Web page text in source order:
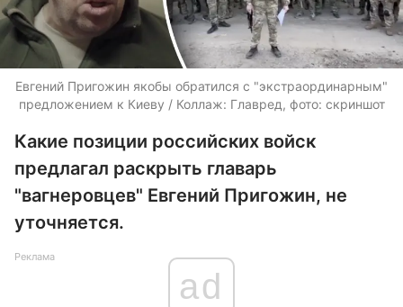
Евгений Пригожин якобы обратился с "экстраординарным"
предложением к Киеву / Коллаж: Главред, фото: скриншот
Какие позиции российских войск
предлагал раскрыть главарь
"вагнеровцев" Евгений Пригожин, не
уточняется.
Реклама
ad